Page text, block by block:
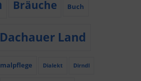
Bräuche Buch
Dachauer Land
Dialekt Dirndl